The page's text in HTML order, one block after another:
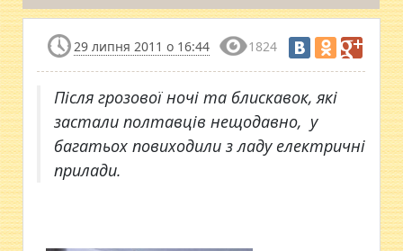
29 липня 2011 о 16:44 1824
Після грозової ночі та блискавок, які
застали полтавців нещодавно, у
багатьох повиходили з ладу електричні
прилади.